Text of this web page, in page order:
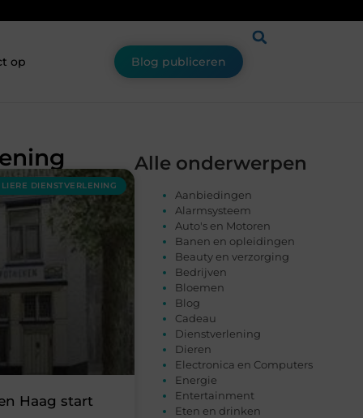
op Blog publiceren
DIENSTVERLENING
Haag start
Alle onderwerpen
Aanbiedingen
Alarmsysteem
Auto's en Motoren
Banen en opleidingen
Beauty en verzorging
Bedrijven
Bloemen
Blog
Cadeau
Dienstverlening
Dieren
Electronica en Computers
Energie
Entertainment
Eten en drinken